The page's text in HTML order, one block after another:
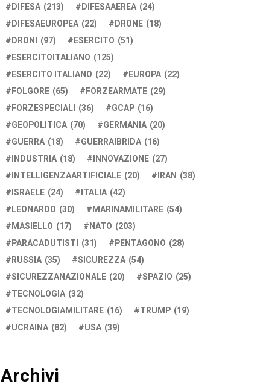
DIFESA (213) DIFESAAEREA (24)
DIFESAEUROPEA (22) DRONE (18)
DRONI (97) ESERCITO (51)
ESERCITOITALIANO (125)
ESERCITO ITALIANO (22) EUROPA (22)
FOLGORE (65) FORZEARMATE (29)
FORZESPECIALI (36) GCAP (16)
GEOPOLITICA (70) GERMANIA (20)
GUERRA (18) GUERRAIBRIDA (16)
INDUSTRIA (18) INNOVAZIONE (27)
INTELLIGENZAARTIFICIALE (20) IRAN (38)
ISRAELE (24) ITALIA (42)
LEONARDO (30) MARINAMILITARE (54)
MASIELLO (17) NATO (203)
PARACADUTISTI (31) PENTAGONO (28)
RUSSIA (35) SICUREZZA (54)
SICUREZZANAZIONALE (20) SPAZIO (25)
TECNOLOGIA (32)
TECNOLOGIAMILITARE (16) TRUMP (19)
UCRAINA (82) USA (39)
Archivi